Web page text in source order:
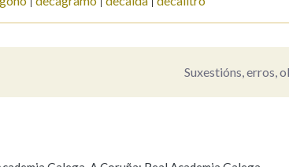
Suxestións, erros,